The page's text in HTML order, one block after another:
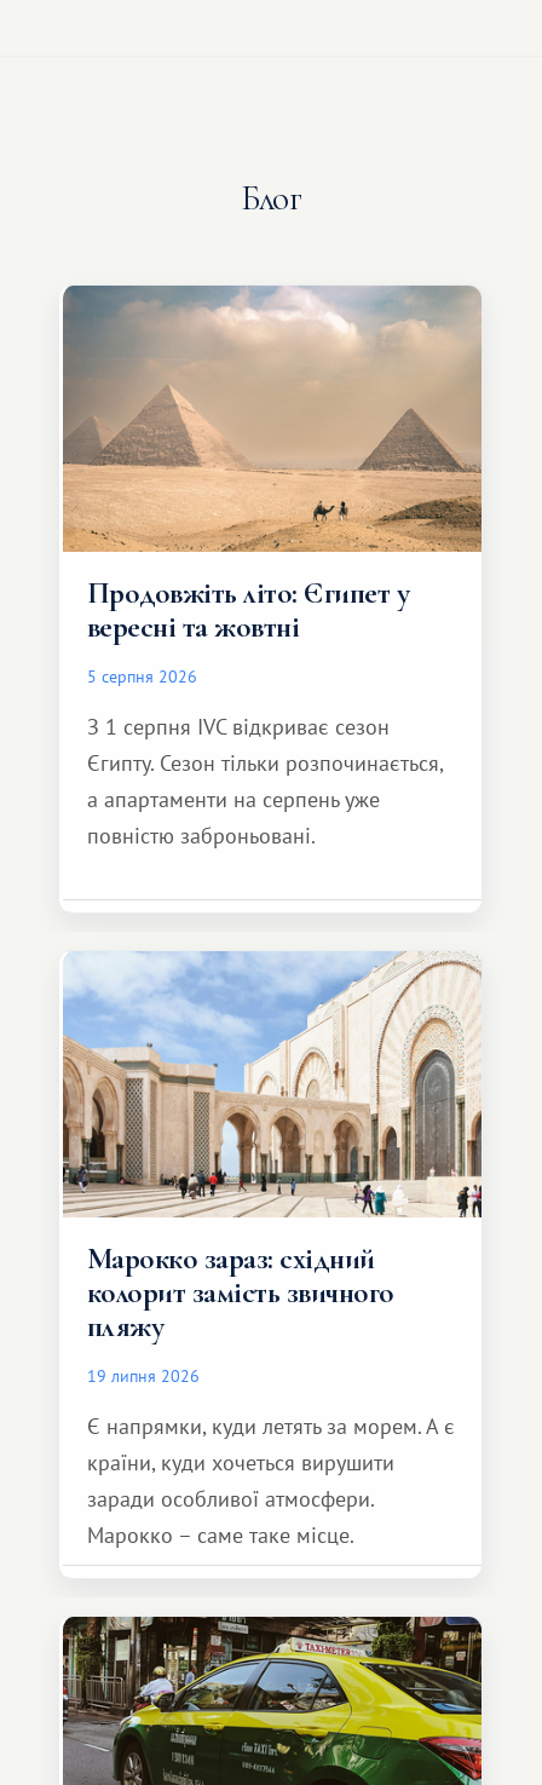
Блог
Продовжіть літо: Єгипет у
вересні та жовтні
5 серпня 2026
З 1 серпня IVC відкриває сезон
Єгипту. Сезон тільки розпочинається,
а апартаменти на серпень уже
повністю заброньовані.
Марокко зараз: східний
колорит замість звичного
пляжу
19 липня 2026
Є напрямки, куди летять за морем. А є
країни, куди хочеться вирушити
заради особливої ​​атмосфери.
Марокко – саме таке місце.